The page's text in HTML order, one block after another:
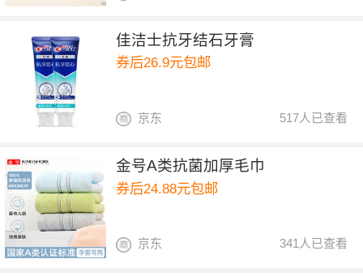
佳洁士抗牙结石牙膏
券后26.9元包邮
517人已查看
京东
金号A类抗菌加厚毛巾
券后24.88元包邮
341人已查看
京东